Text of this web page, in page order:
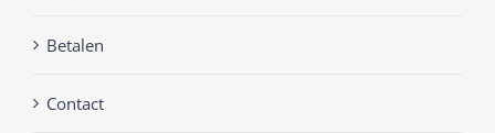
Betalen
Contact